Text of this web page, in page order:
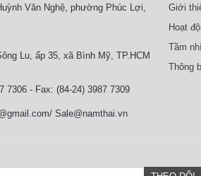
Văn Nghệ, phường Phúc Lợi,
Lu, ấp 35, xã Bình Mỹ, TP.HCM
7306 - Fax: (84-24) 3987 7309
Sale@namthai.vn
Giới
Hoạt
Tầm
Thông